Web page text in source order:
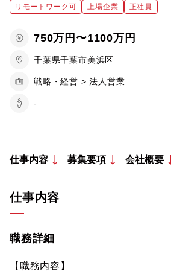
リモートワーク可 上場企業 正社員
750万円〜1100万円
千葉県千葉市美浜区
戦略・経営 > 法人営業
-
仕事内容 募集要項 会社概要
仕事内容
職務詳細
【職務内容】